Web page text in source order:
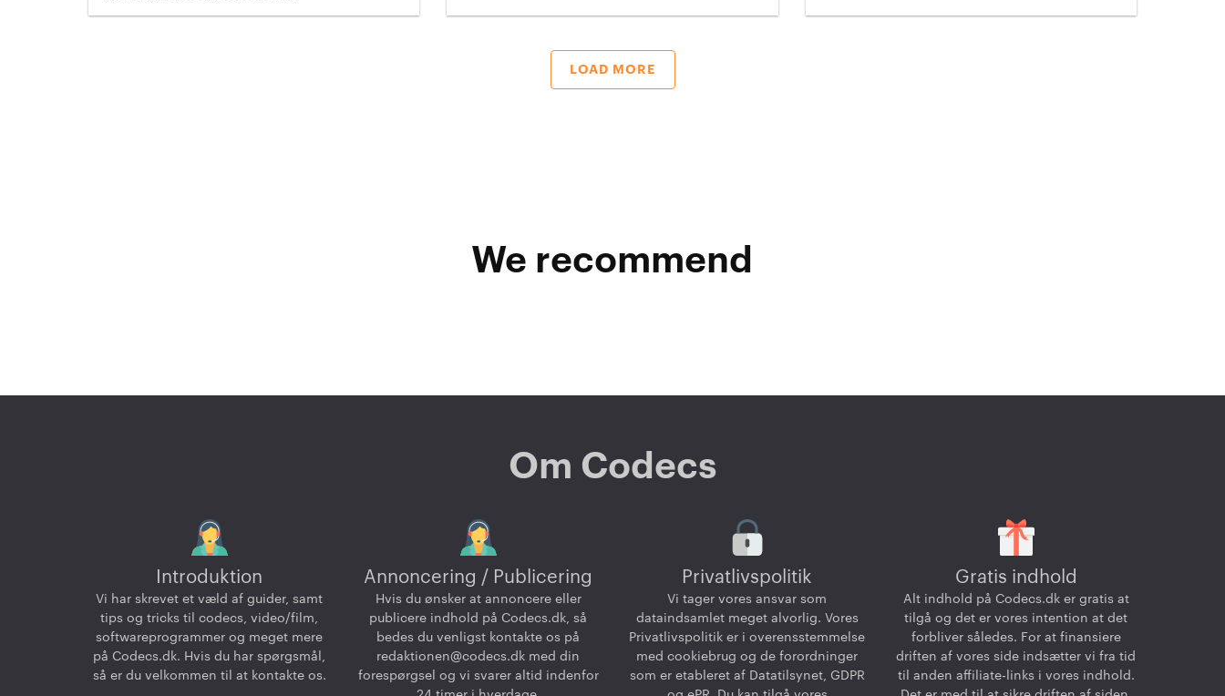
LOAD MORE
We recommend
Om Codecs
Introduktion
Vi har skrevet et væld af guider, samt
tips og tricks til codecs, video/film,
softwareprogrammer og meget mere
på Codecs.dk. Hvis du har spørgsmål,
så er du velkommen til at kontakte os.
Annoncering / Publicering
Hvis du ønsker at annoncere eller
publicere indhold på Codecs.dk, så
bedes du venligst kontakte os på
redaktionen@codecs.dk med din
forespørgsel og vi svarer altid indenfor
Privatlivspolitik
Vi tager vores ansvar som
dataindsamlet meget alvorlig. Vores
Privatlivspolitik er i overensstemmelse
med cookiebrug og de forordninger
som er etableret af Datatilsynet, GDPR
Gratis indhold
Alt indhold på Codecs.dk er gratis at
tilgå og det er vores intention at det
forbliver således. For at finansiere
driften af vores side indsætter vi fra tid
til anden affiliate-links i vores indhold.